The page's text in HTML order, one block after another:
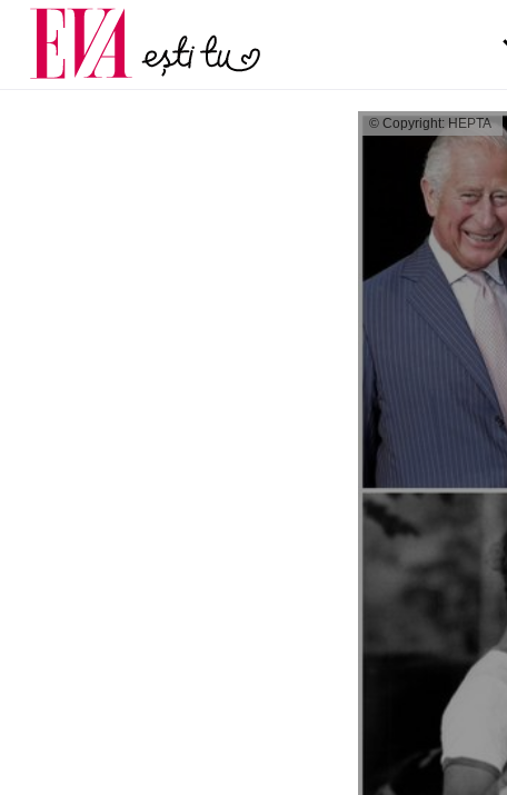
© Copyright: HEPTA
Carieră
Actualitate
pe măsură ce